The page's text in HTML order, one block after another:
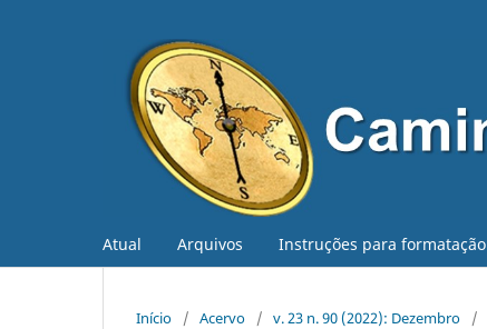
Atual Arquivos Instruções para formatação
Início / Acervo / v. 23 n. 90 (2022): Dezembro /